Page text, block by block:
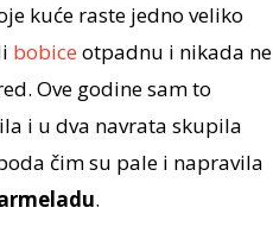
kuće raste jedno veliko
bobice otpadnu i nikada ne
Ove godine sam to
i u dva navrata skupila
čim su pale i napravila
.